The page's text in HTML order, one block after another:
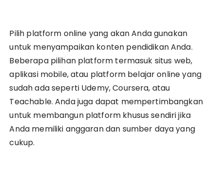
Pilih platform online yang akan Anda gunakan
untuk menyampaikan konten pendidikan Anda.
Beberapa pilihan platform termasuk situs web,
aplikasi mobile, atau platform belajar online yang
sudah ada seperti Udemy, Coursera, atau
Teachable. Anda juga dapat mempertimbangkan
untuk membangun platform khusus sendiri jika
Anda memiliki anggaran dan sumber daya yang
cukup.